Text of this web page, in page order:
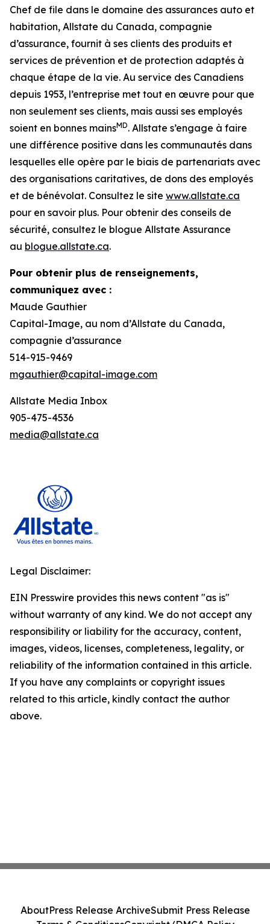
Chef de file dans le domaine des assurances auto et
habitation, Allstate du Canada, compagnie
d’assurance, fournit à ses clients des produits et
services de prévention et de protection adaptés à
chaque étape de la vie. Au service des Canadiens
depuis 1953, l’entreprise met tout en œuvre pour que
non seulement ses clients, mais aussi ses employés
soient en bonnes mainsMD. Allstate s’engage à faire
une différence positive dans les communautés dans
lesquelles elle opère par le biais de partenariats avec
des organisations caritatives, de dons des employés
et de bénévolat. Consultez le site www.allstate.ca
pour en savoir plus. Pour obtenir des conseils de
sécurité, consultez le blogue Allstate Assurance
au blogue.allstate.ca.
Pour obtenir plus de renseignements,
communiquez avec :
Maude Gauthier
Capital-Image, au nom d’Allstate du Canada,
compagnie d’assurance
514-915-9469
mgauthier@capital-image.com
Allstate Media Inbox
905-475-4536
media@allstate.ca
Legal Disclaimer:
EIN Presswire provides this news content "as is"
without warranty of any kind. We do not accept any
responsibility or liability for the accuracy, content,
images, videos, licenses, completeness, legality, or
reliability of the information contained in this article.
If you have any complaints or copyright issues
related to this article, kindly contact the author
above.
AboutPress Release ArchiveSubmit Press Release